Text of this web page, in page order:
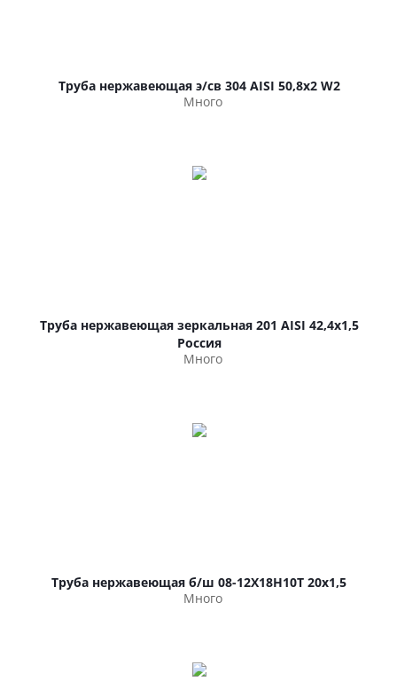
Труба нержавеющая э/св 304 AISI 50,8х2 W2
Много
Труба нержавеющая зеркальная 201 AISI 42,4х1,5
Россия
Много
Труба нержавеющая б/ш 08-12Х18Н10Т 20х1,5
Много